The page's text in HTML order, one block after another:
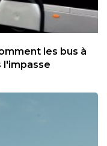
les bus à
l'impasse